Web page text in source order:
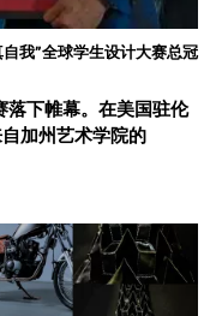
我”全球学生设计大赛总冠
落下帷幕。在美国驻伦
加州艺术学院的